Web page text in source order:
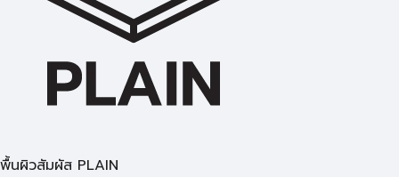
พื้นผิวสัมผัส PLAIN